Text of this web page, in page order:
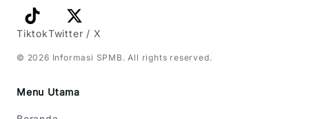
TiktokTwitter / X
© 2026 Informasi SPMB . All rights reserved.
Menu Utama